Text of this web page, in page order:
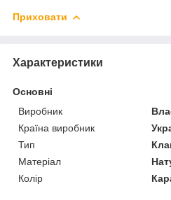
Приховати
Характеристики
Основні
Виробник
Країна виробник
Тип
Матеріал
Колір